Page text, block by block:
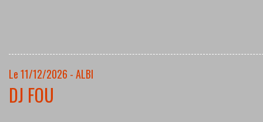
Le 11/12/2026 - ALBI
DJ FOU